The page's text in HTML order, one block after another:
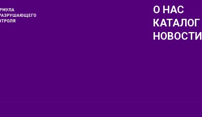
О НАС
КАТАЛОГ
НОВОСТИ